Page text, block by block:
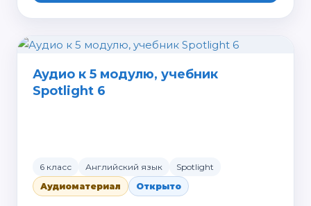
Аудио к 5 модулю, учебник
Spotlight 6
6 класс Английский язык
Spotlight
Аудиоматериал
Открыто